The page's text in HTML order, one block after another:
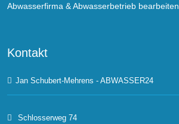
Abwasserfirma & Abwasserbetrieb bearbeiten
Kontakt
Jan Schubert-Mehrens - ABWASSER24
Schlosserweg 74